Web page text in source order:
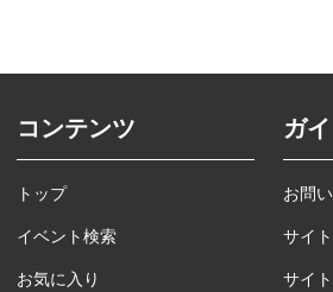
コンテンツ
トップ
イベント検索
お気に入り
ガ
お問
サイ
サイ